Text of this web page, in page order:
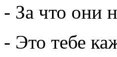
- За что они
- Это тебе